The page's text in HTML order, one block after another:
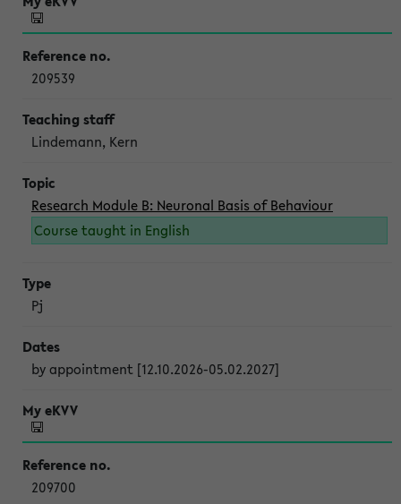
209539
Lindemann, Kern
Research Module B: Neuronal Basis of Behaviour
Course taught in English
Pj
by appointment [12.10.2026-05.02.2027]
209700